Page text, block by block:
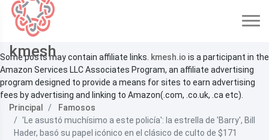
kmesh
Some posts may contain affiliate links. kmesh.io is a participant in the
Amazon Services LLC Associates Program, an affiliate advertising
program designed to provide a means for sites to earn advertising
fees by advertising and linking to Amazon(.com, .co.uk, .ca etc).
Principal
Famosos
'Le asustó muchísimo a este policía': la estrella de 'Barry', Bill
Hader, basó su papel icónico en el clásico de culto de $171